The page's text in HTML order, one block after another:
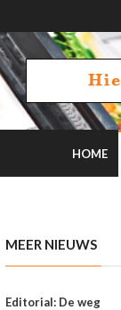
HOME
MEER NIEUWS
Editorial: De weg